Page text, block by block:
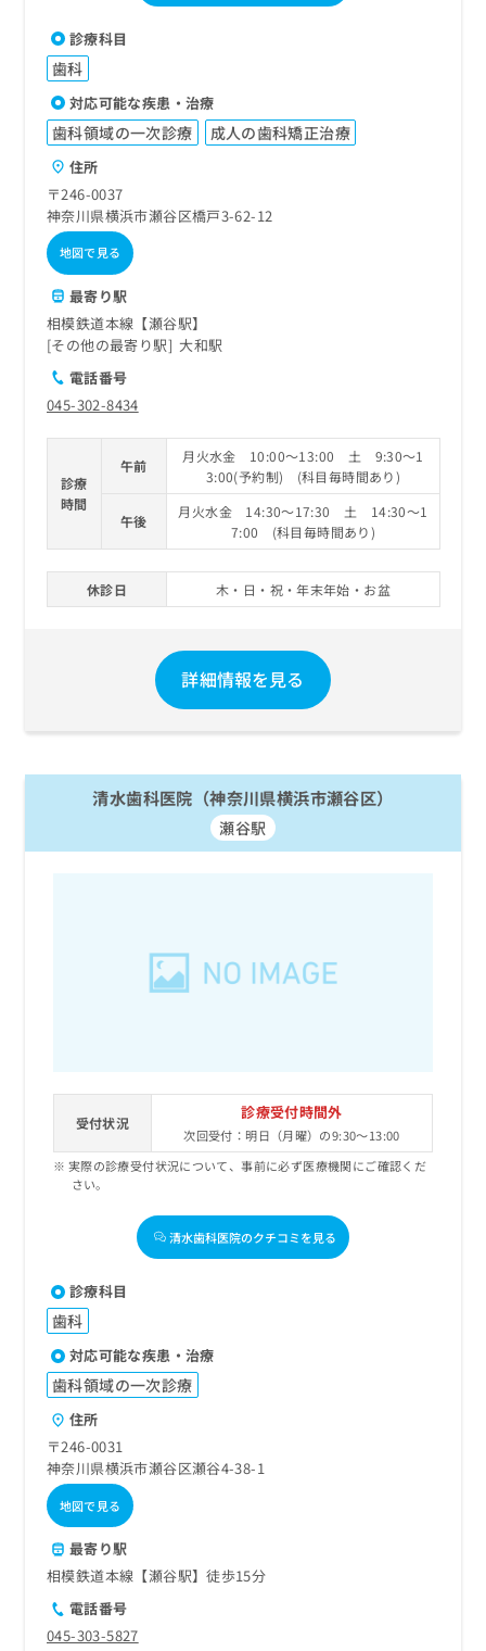
診療科目
歯科
対応可能な疾患・治療
歯科領域の一次診療 成人の歯科矯正治療
住所
〒246-0037
神奈川県横浜市瀬谷区橋戸3-62-12
地図で見る
最寄り駅
相模鉄道本線【瀬谷駅】
その他の最寄り駅
大和駅
電話番号
045-302-8434
診療
時間
午前
月火水金 10:00～13:00 土 9:30～1
3:00(予約制) (科目毎時間あり)
午後
月火水金 14:30～17:30 土 14:30～1
7:00 (科目毎時間あり)
休診日 木・日・祝・年末年始・お盆
詳細情報を見る
清水歯科医院（神奈川県横浜市瀬谷区）
瀬谷駅
受付状況
診療受付時間外
次回受付：明日（月曜）の9:30～13:00
実際の診療受付状況について、事前に必ず医療機関にご確認くだ
さい。
清水歯科医院のクチコミを見る
診療科目
歯科
対応可能な疾患・治療
歯科領域の一次診療
住所
〒246-0031
神奈川県横浜市瀬谷区瀬谷4-38-1
地図で見る
最寄り駅
相模鉄道本線【瀬谷駅】徒歩15分
電話番号
045-303-5827